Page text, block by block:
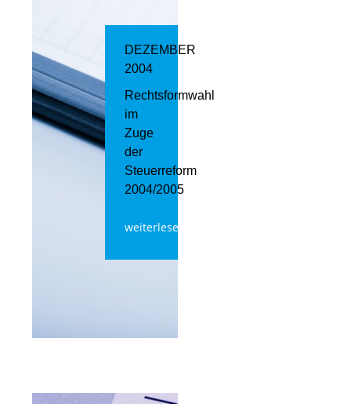
DEZEMBER
2004
Rechtsformwahl
im
Zuge
der
Steuerreform
2004/2005
weiterlesen